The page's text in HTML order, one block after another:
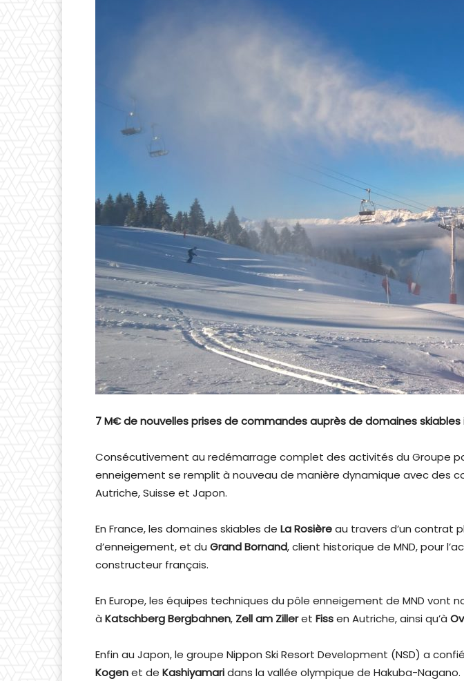
7 M€ de nouvelles prises de commandes auprès de domaines
Consécutivement au redémarrage complet des activités du Groupe
enneigement se remplit à nouveau de manière dynamique avec des
Autriche, Suisse et Japon.
En France, les domaines skiables de La Rosièreau travers d’un contrat
d’enneigement, et du Grand Bornand, client historique de MND, pour
constructeur français.
En Europe, les équipes techniques du pôle enneigement de MND vont
à Katschberg Bergbahnen, Zell am Zilleret Fissen Autriche, ainsi qu’à
Enfin au Japon, le groupe Nippon Ski Resort Development (NSD) a
Kogenet de Kashiyamaridans la vallée olympique de Hakuba-Nagano.